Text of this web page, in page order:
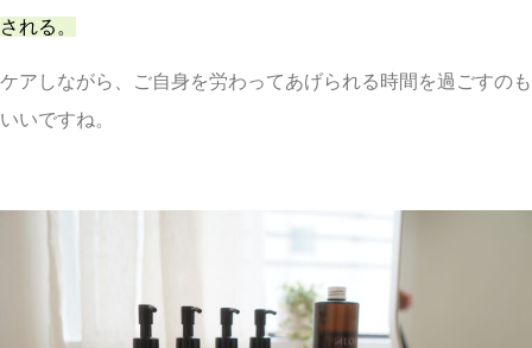
される。
ケアしながら、ご自身を労わってあげられる時間を過ごすのも
いいですね。